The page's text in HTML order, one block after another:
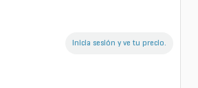
Inicia sesión y ve tu precio.